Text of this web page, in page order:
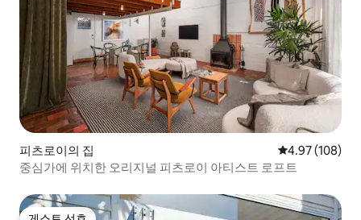
피츠로이의 집 평점 4.97점(5
4.97 (108)
중심가에 위치한 오리지널 피츠로이 아티스트 로프트